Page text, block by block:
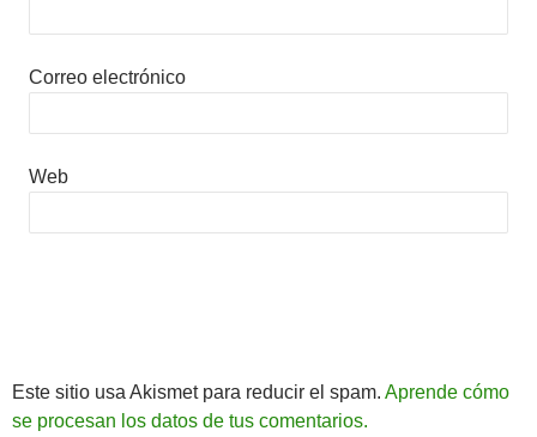
Correo electrónico
Web
Este sitio usa Akismet para reducir el spam. Aprende cómo
se procesan los datos de tus comentarios.